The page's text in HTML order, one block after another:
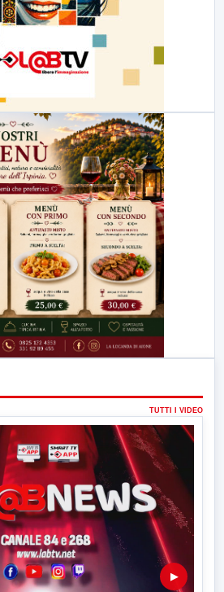
TUTTI I VIDEO
▶